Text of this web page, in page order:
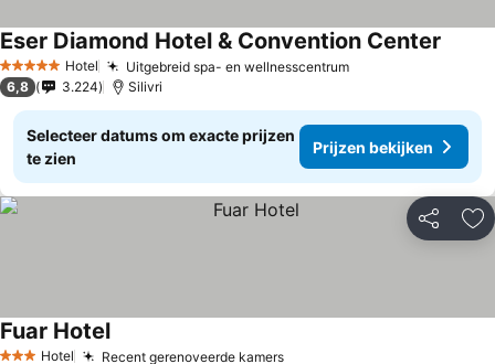
5 Sterren Hotel Uitgebreid spa- en wellnesscentrum
Eser Diamond Hotel & Convention Center
6,8 3.224 Silivri
Selecteer datums om exacte prijzen
te zien
Prijzen bekijken
Delen
Hotel Recent gerenoveerde kamers
Fuar Hotel